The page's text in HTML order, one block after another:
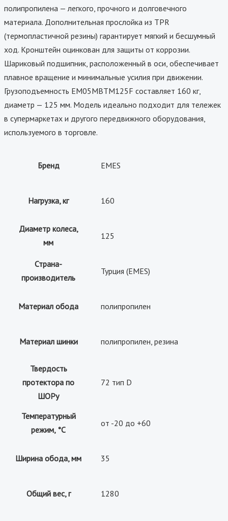
полипропилена — легкого, прочного и долговечного
материала. Дополнительная прослойка из TPR
(термопластичной резины) гарантирует мягкий и бесшумный
ход. Кронштейн оцинкован для защиты от коррозии.
Шариковый подшипник, расположенный в оси, обеспечивает
плавное вращение и минимальные усилия при движении.
Грузоподъемность EM05MBTM125F составляет 160 кг,
диаметр — 125 мм. Модель идеально подходит для тележек
в супермаркетах и другого передвижного оборудования,
используемого в торговле.
Бренд EMES
Нагрузка, кг 160
Диаметр колеса,
мм
125
Страна-
производитель
Турция (EMES)
Материал обода полипропилен
Материал шинки полипропилен, резина
Твердость
протектора по
ШОРу
72 тип D
Температурный
режим, °С
от -20 до +60
Ширина обода, мм 35
Общий вес, г 1280